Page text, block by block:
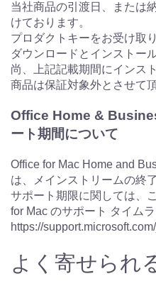
当社商品の引渡日、または
けております。
プロダクトキーをお受け取
ダウンロードとインストー
尚、上記記載期間にインス
商品は保証対象外とさせて
Office Home &
ート期間について
Office for Mac Home and
は、メインストリームの終
サポート期限に関しては、
for Mac のサポート タイム
https://
よく寄せられ